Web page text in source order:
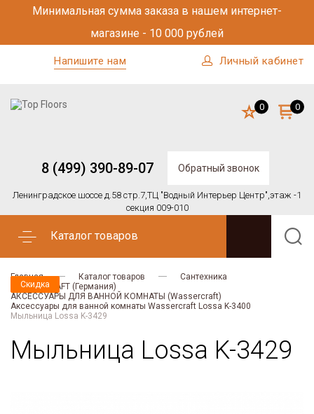
Минимальная сумма заказа в нашем интернет-
магазине - 10 000 рублей
Напишите нам Личный кабинет
8 (499) 390-89-07 Обратный звонок
Ленинградское шоссе д.58 стр.7,ТЦ "Водный Интерьер Центр",этаж -1
секция 009-010
0 0
Каталог товаров
Главная Каталог товаров
Сантехника
WASSERCRAFT (Германия)
АКСЕССУАРЫ ДЛЯ ВАННОЙ КОМНАТЫ (Wassercraft)
Аксессуары для ванной комнаты Wassercraft Lossa K-3400
Мыльница Lossa K-3429
Мыльница Lossa K-3429
Скидка
Скидка